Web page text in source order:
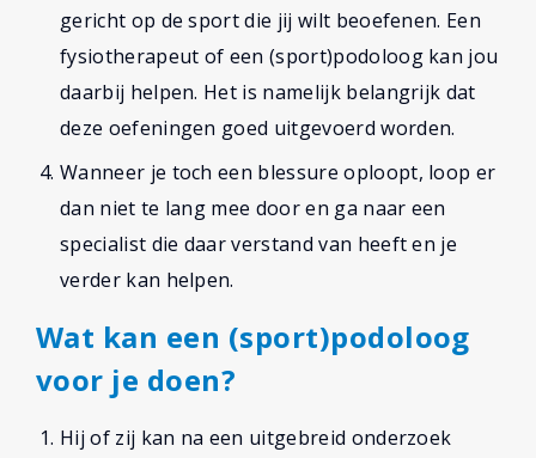
gericht op de sport die jij wilt beoefenen. Een
fysiotherapeut of een (sport)podoloog kan jou
daarbij helpen. Het is namelijk belangrijk dat
deze oefeningen goed uitgevoerd worden.
Wanneer je toch een blessure oploopt, loop er
dan niet te lang mee door en ga naar een
specialist die daar verstand van heeft en je
verder kan helpen.
Wat kan een (sport)podoloog
voor je doen?
Hij of zij kan na een uitgebreid onderzoek